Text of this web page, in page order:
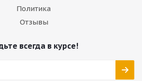
Политика
Отзывы
всегда в курсе!